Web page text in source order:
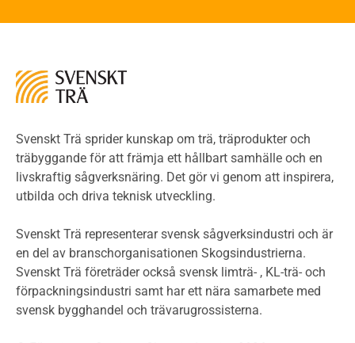
Miljöeffekter
LCA
Miljödeklarationer och märkning
Termer och förkortningar
Planering
Klimatkalkylator hallar
Projektering av trähus - generellt
Byggsystem
Fasadsystem i skivmaterial
Bullerskärmar och andra utomhuskonstruktioner
Svenskt Trä sprider kunskap om trä, träprodukter och
träbyggande för att främja ett hållbart samhälle och en
livskraftig sågverksnäring. Det gör vi genom att inspirera,
utbilda och driva teknisk utveckling.
Svenskt Trä representerar svensk sågverksindustri och är
en del av branschorganisationen Skogsindustrierna.
Svenskt Trä företräder också svensk limträ- , KL-trä- och
förpackningsindustri samt har ett nära samarbete med
svensk bygghandel och trävarugrossisterna.